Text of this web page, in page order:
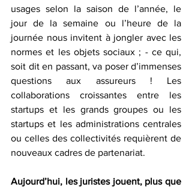
usages selon la saison de l’année, le
jour de la semaine ou l’heure de la
journée nous invitent à jongler avec les
normes et les objets sociaux ; - ce qui,
soit dit en passant, va poser d’immenses
questions aux assureurs ! Les
collaborations croissantes entre les
startups et les grands groupes ou les
startups et les administrations centrales
ou celles des collectivités requièrent de
nouveaux cadres de partenariat.
Aujourd’hui, les juristes jouent, plus que